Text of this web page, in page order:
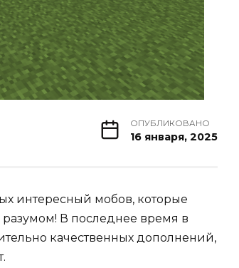
ОПУБЛИКОВАНО
16 января, 2025
интересный мобов, которые
В последнее время в
качественных дополнений,